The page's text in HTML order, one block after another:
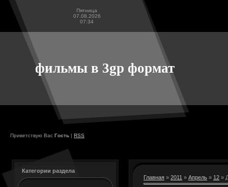
Пятница
07.08.2026
07:34
фильмы в 3gp формат
Приветствую Вас Гость | RSS
Категории раздела
Главная » 2011 » Апрель » 12 »